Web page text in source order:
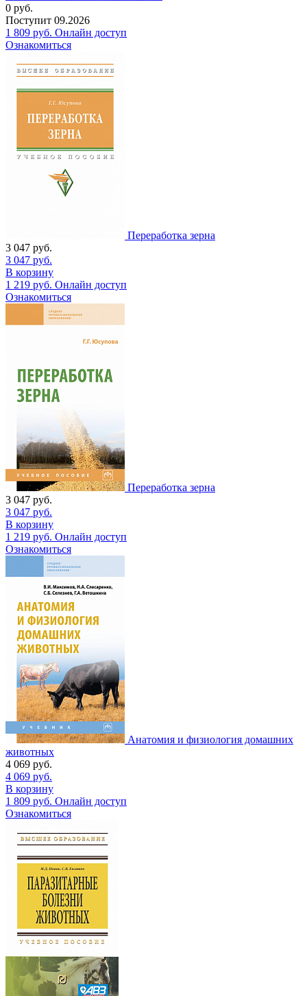
0 руб.
Поступит 09.2026
1 809 руб. Онлайн доступ
Ознакомиться
Переработка зерна
3 047 руб.
3 047 руб.
В корзину
1 219 руб. Онлайн доступ
Ознакомиться
Переработка зерна
3 047 руб.
3 047 руб.
В корзину
1 219 руб. Онлайн доступ
Ознакомиться
Анатомия и физиология домашних
животных
4 069 руб.
4 069 руб.
В корзину
1 809 руб. Онлайн доступ
Ознакомиться